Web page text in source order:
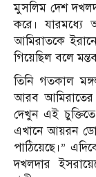
মুসলিম দেশ
করে। যারমধ্যে
আমিরাতকে
গিয়েছিল বলে
তিনি গতকাল
আরব আমিরাতের
দেখুন এই
এখানে আয়রন
পাঠিয়েছে।”
দখলদার